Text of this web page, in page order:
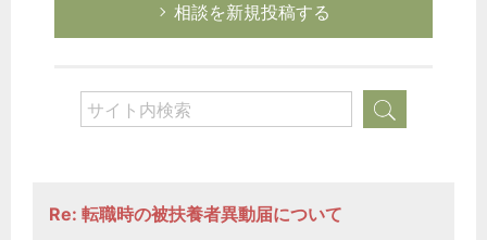
相談を新規投稿する
Re: 転職時の被扶養者異動届について